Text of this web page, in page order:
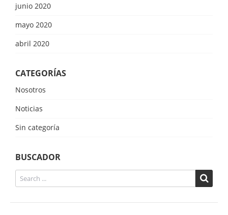
junio 2020
mayo 2020
abril 2020
CATEGORÍAS
Nosotros
Noticias
Sin categoría
BUSCADOR